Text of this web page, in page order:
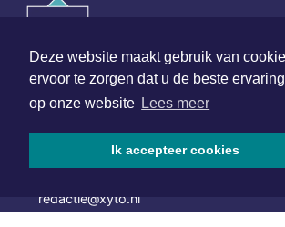
Deze website maakt gebruik van
ervoor te zorgen dat u de beste
op onze website Lees meer
Ik accepteer cookies
Hoofdvestiging:
1701 BZ Heerhugowaard
redactie@xyto.nl